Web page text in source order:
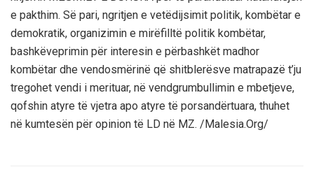
e pakthim. Së pari, ngritjen e vetëdijsimit politik, kombëtar e
demokratik, organizimin e mirëfilltë politik kombëtar,
bashkëveprimin për interesin e përbashkët madhor
kombëtar dhe vendosmërinë që shitblerësve matrapazë t’ju
tregohet vendi i merituar, në vendgrumbullimin e mbetjeve,
qofshin atyre të vjetra apo atyre të porsandërtuara, thuhet
në kumtesën për opinion të LD në MZ. /Malesia.Org/